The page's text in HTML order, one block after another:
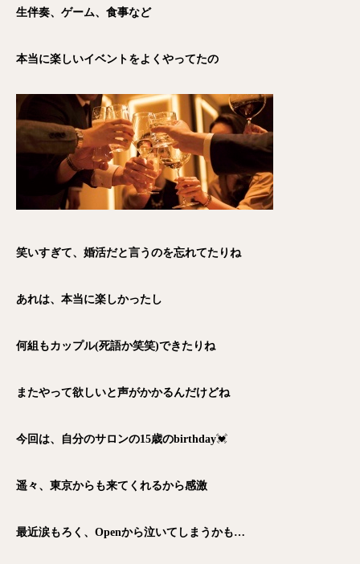
生伴奏、ゲーム、食事など
本当に楽しいイベントをよくやってたの
笑いすぎて、婚活だと言うのを忘れてたりね
あれは、本当に楽しかったし
何組もカップル(死語か笑笑)できたりね
またやって欲しいと声がかかるんだけどね
今回は、自分のサロンの15歳のbirthday💓
遥々、東京からも来てくれるから感激
最近涙もろく、Openから泣いてしまうかも…